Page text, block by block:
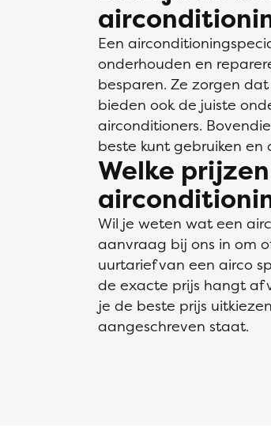
Een
onderhouden en
besparen. Ze zorgen
bieden ook de juiste
airconditioners.
beste kunt gebruiken en
Welke
Wil je weten wat een
aanvraag bij ons in om
uurtarief van een airco
de exacte prijs hangt af
je de beste prijs
aangeschreven staat.